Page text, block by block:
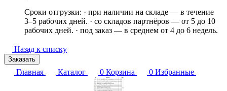
Сроки отгрузки: · при наличии на складе — в течение
3–5 рабочих дней. · со складов партнёров — от 5 до 10
рабочих дней. · под заказ — в среднем от 4 до 6 недель.
Назад к списку
Заказать
Главная Каталог 0 Корзина 0 Избранные